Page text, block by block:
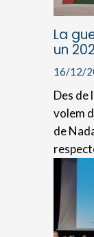
La
un
16/12/
Des de
volem
de